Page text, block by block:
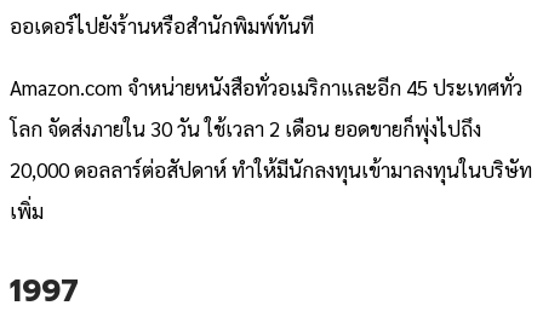
ออเดอร์ไปยังร้านหรือสำนักพิมพ์ทันที
Amazon.com จำหน่ายหนังสือทั่วอเมริกาและอีก 45 ประเทศทั่ว
โลก จัดส่งภายใน 30 วัน ใช้เวลา 2 เดือน ยอดขายก็พุ่งไปถึง
20,000 ดอลลาร์ต่อสัปดาห์ ทำให้มีนักลงทุนเข้ามาลงทุนในบริษัท
เพิ่ม
1997